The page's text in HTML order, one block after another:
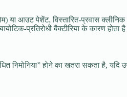
या आउट पेशेंट, विस्तारित-प्रवास
प्रतिरोधी बैक्टीरिया के कारण होता
निमोनिया” होने का खतरा सकता है,